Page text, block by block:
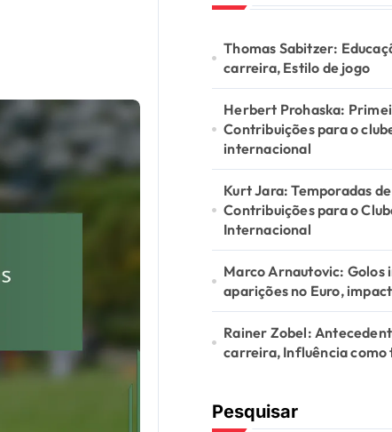
Thomas Sabitzer:
carreira, Estilo de jogo
Herbert Prohaska:
Contribuições para o
internacional
Kurt Jara: Temporadas
Contribuições para o
Internacional
Marco Arnautovic: Golos
aparições no Euro,
Rainer Zobel:
carreira, Influência
Pesquisar